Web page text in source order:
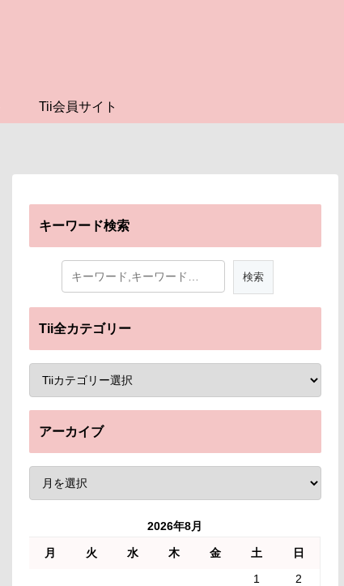
Tii会員サイト
キーワード検索
Tii全カテゴリー
アーカイブ
2026年8月
月 火 水 木 金 土
日
1
2